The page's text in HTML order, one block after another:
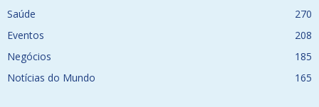
Saúde
270
Eventos
208
Negócios
185
Notícias do Mundo
165